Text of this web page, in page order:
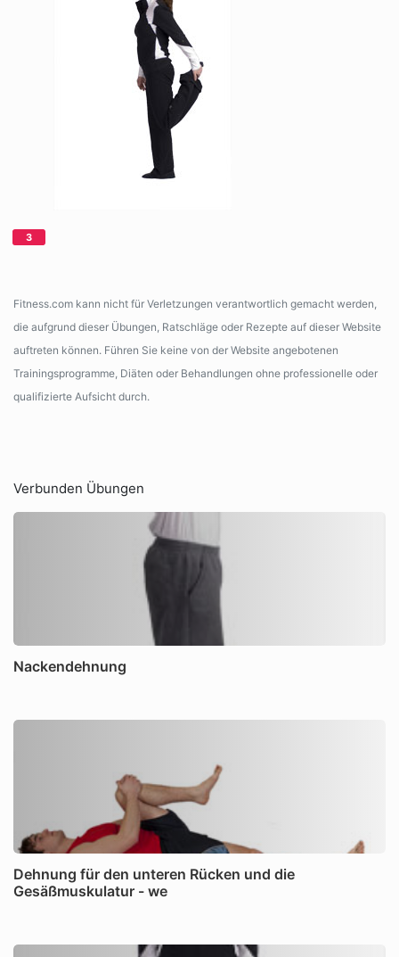
Fitness.com kann nicht für Verletzungen verantwortlich gemacht werden,
die aufgrund dieser Übungen, Ratschläge oder Rezepte auf dieser Website
auftreten können. Führen Sie keine von der Website angebotenen
Trainingsprogramme, Diäten oder Behandlungen ohne professionelle oder
qualifizierte Aufsicht durch.
Verbunden Übungen
Nackendehnung
Dehnung für den unteren Rücken und die
Gesäßmuskulatur - we